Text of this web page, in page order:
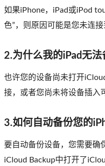
如果iPhone，iPad或iPod
色”，则原因可能是您未连
2.为什么我的iPad无法
也许您的设备尚未打开
接，或者您尚未将设备插入
3.如何自动备份您的
要自动备份设备，您需要确
iCloud Backup中打开了